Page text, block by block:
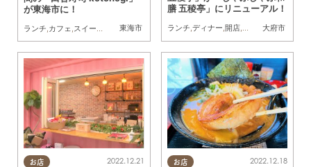
東海市
が東海市に！
ランチ,カフェ,スイーツ テイクアウト 開店 大府市
膳 五稜亭」にリニューアル！
ランチ,ディナー,開店,コスパ抜群,個室
お店 2022.12.21 お店 2022.12.18